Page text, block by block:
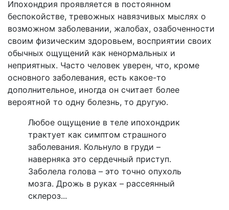
Ипохондрия проявляется в постоянном
беспокойстве, тревожных навязчивых мыслях о
возможном заболевании, жалобах, озабоченности
своим физическим здоровьем, восприятии своих
обычных ощущений как ненормальных и
неприятных. Часто человек уверен, что, кроме
основного заболевания, есть какое-то
дополнительное, иногда он считает более
вероятной то одну болезнь, то другую.
Любое ощущение в теле ипохондрик
трактует как симптом страшного
заболевания. Кольнуло в груди –
наверняка это сердечный приступ.
Заболела голова – это точно опухоль
мозга. Дрожь в руках – рассеянный
склероз...